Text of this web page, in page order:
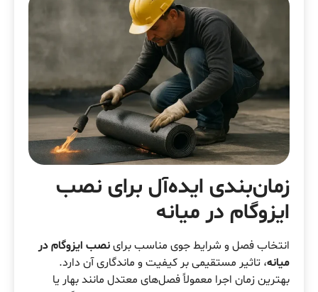
زمان‌بندی ایده‌آل برای نصب
ایزوگام در میانه
انتخاب فصل و شرایط جوی مناسب براینصب ایزوگام در
میانه، تاثیر مستقیمی بر کیفیت و ماندگاری آن دارد.
بهترین زمان اجرا معمولاً فصل‌های معتدل مانند بهار یا